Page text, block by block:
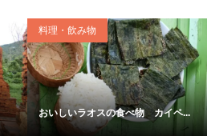
料理・飲み物
おいしいインドの食べ物 定食ミ... 日光